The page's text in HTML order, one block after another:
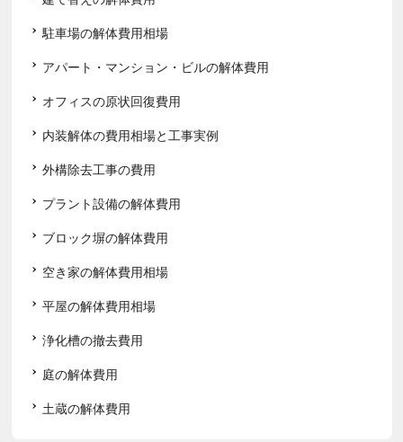
駐車場の解体費用相場
アパート・マンション・ビルの解体費用
オフィスの原状回復費用
内装解体の費用相場と工事実例
外構除去工事の費用
プラント設備の解体費用
ブロック塀の解体費用
空き家の解体費用相場
平屋の解体費用相場
浄化槽の撤去費用
庭の解体費用
土蔵の解体費用